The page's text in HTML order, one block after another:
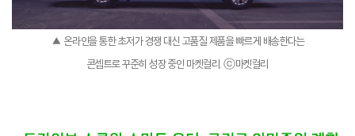
▲ 온라인을 통한 초저가 경쟁 대신 고품질 제품을 빠르게 배송한다는
콘셉트로 꾸준히 성장 중인 마켓컬리 ⓒ마켓컬리